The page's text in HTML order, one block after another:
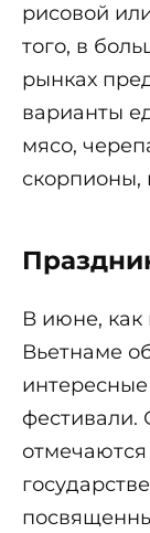
рисовой
того, в
рынках
варианты
мясо,
скорпионы,
В июне,
Вьетнаме
фестивали.